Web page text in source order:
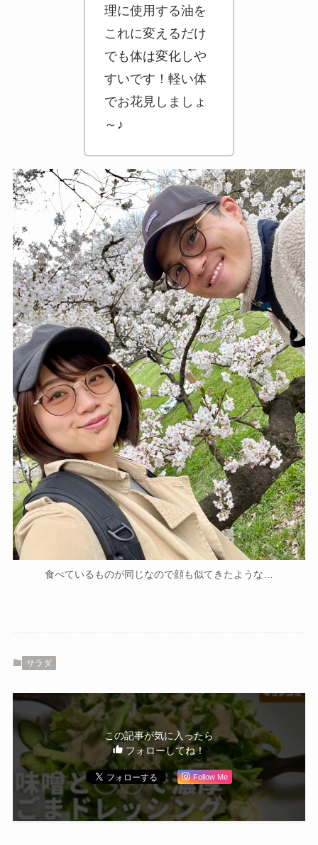
理に使用する油を
これに変えるだけ
でも体は変化しや
すいです！軽い体
でお花見しましょ
～♪
食べているものが同じなので顔も似てきたような…
サラダ
この記事が気に入ったら
フォローしてね！
Follow Me